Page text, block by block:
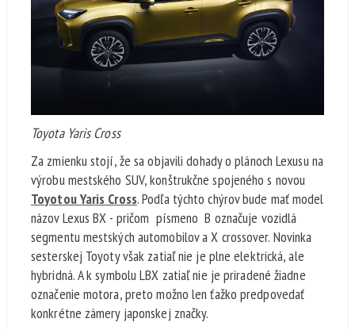
Toyota Yaris Cross
Za zmienku stojí, že sa objavili dohady o plánoch Lexusu na
výrobu mestského SUV, konštrukčne spojeného s novou
Toyotou Yaris Cross. Podľa týchto chýrov bude mať model
názov Lexus BX - pričom písmeno B označuje vozidlá
segmentu mestských automobilov a X crossover. Novinka
sesterskej Toyoty však zatiaľ nie je plne elektrická, ale
hybridná. A k symbolu LBX zatiaľ nie je priradené žiadne
označenie motora, preto možno len ťažko predpovedať
konkrétne zámery japonskej značky.